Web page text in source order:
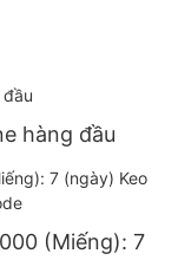
hàng đầu
(Miếng): 7